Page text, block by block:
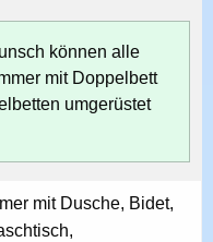
können alle
mit Doppelbett
umgerüstet
mit Dusche, Bidet,